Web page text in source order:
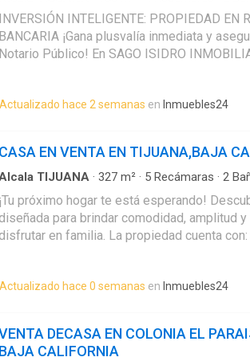
CREDITOS
Estacionamiento
INVERSIÓN INTELIGENTE: PROPIEDAD EN
BANCARIA ¡Gana plusvalía inmediata y
Notario Público! En SAGO ISIDRO
Ideal tanto para inversionistas que buscan
para familias que quieren un hogar
inigualable. Ubicación Privilegiada: CALLE
vialidades principales, colegios de prestigio
4 Recámaras amplias con gran
Baños funcionales. SIN Estacionamientos
y/o maximizar su valor en el mercado.
por debajo del valor avalúo comercial.
transparente, respaldado por expertos y
contado o opción a financiamiento en 2 exhibic
Actualizado hace 2 semanas en Inmuebles24
CASA EN VENTA EN TIJUANA,BAJA
TIJUANA · 327 m² · 5 Recámaras · 2
¡Tu próximo hogar te está esperando!
para brindar comodidad, amplitud
en familia. La propiedad cuenta con:
excelente espacio Cocina integral equipada
estacionamiento Una excelente oportunidad
tranquilo, cómodo y con todo lo que
Inmobiliario Inmobiliaria Gareva Zenith
Actualizado hace 0 semanas en Inmuebles24
DECASA EN COLONIA EL
BAJA CALIFORNIA